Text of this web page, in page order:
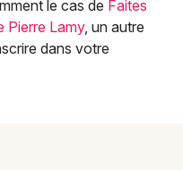
le cas de Faites
Pierre Lamy, un autre
dans votre